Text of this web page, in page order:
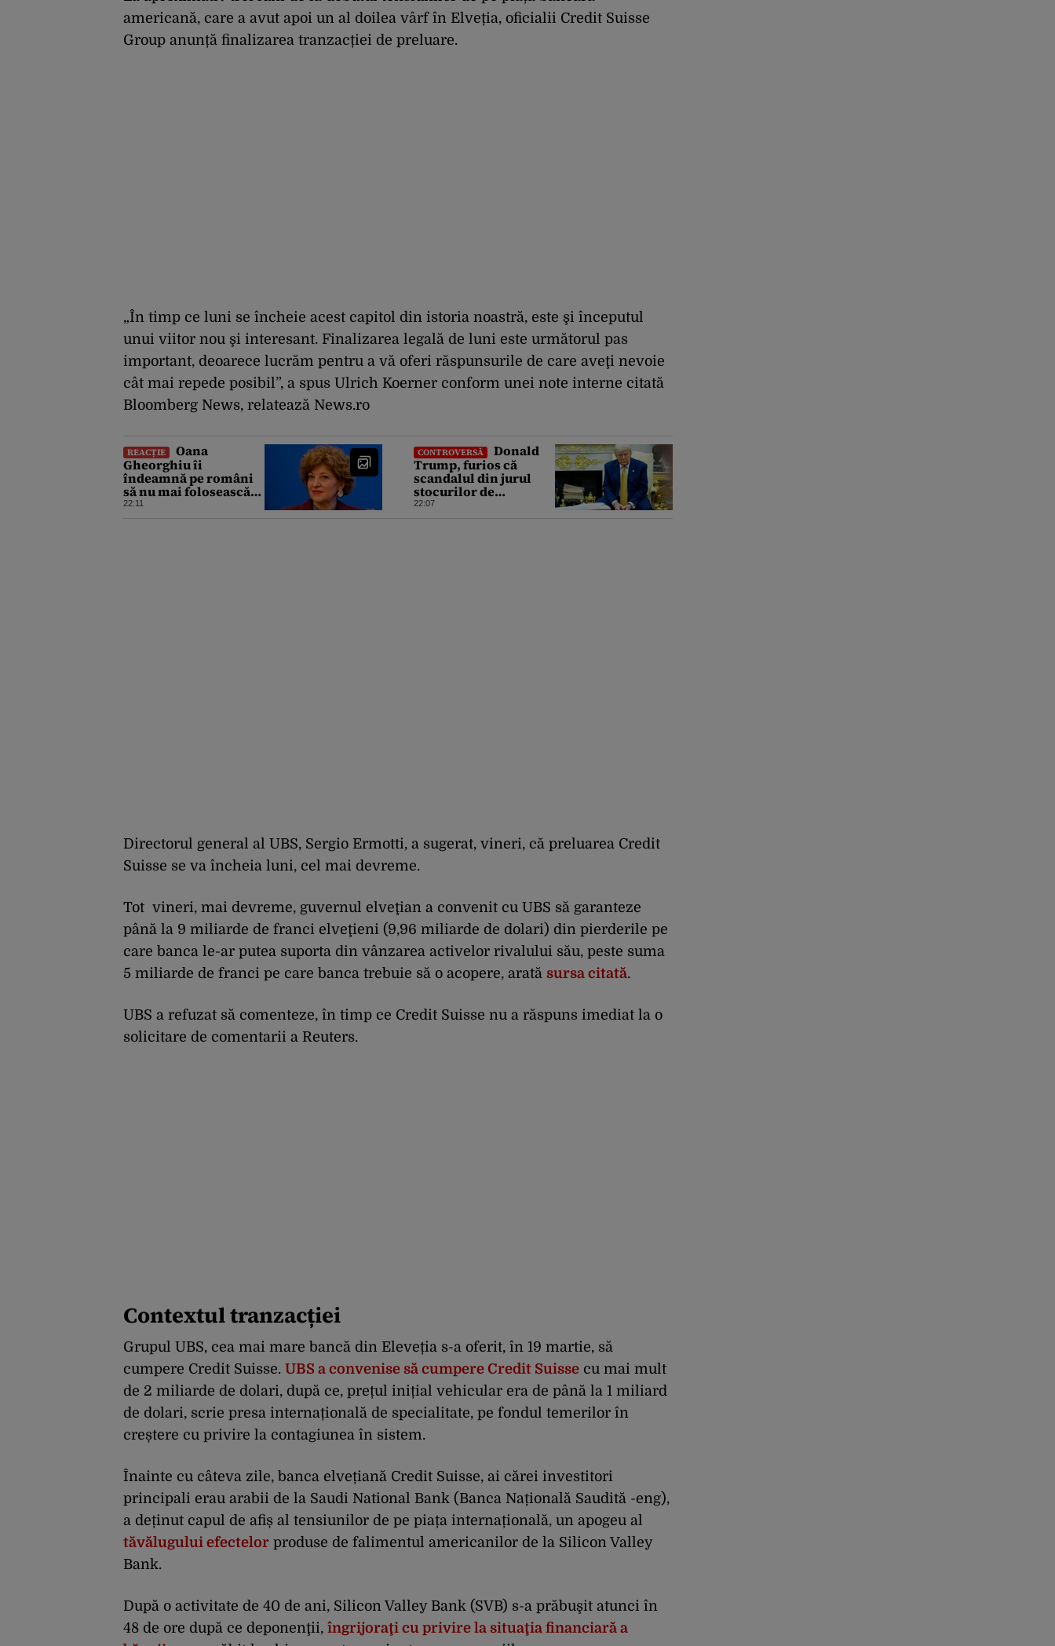
americană, care a avut apoi un al doilea vârf în Elveția, oficialii Credit Suisse
Group anunță finalizarea tranzacției de preluare.
„În timp ce luni se încheie acest capitol din istoria noastră, este şi începutul
unui viitor nou şi interesant. Finalizarea legală de luni este următorul pas
important, deoarece lucrăm pentru a vă oferi răspunsurile de care aveţi nevoie
cât mai repede posibil”, a spus Ulrich Koerner conform unei note interne citată
Bloomberg News, relatează News.ro
REACȚIE
Oana
Gheorghiu îi
îndeamnă pe români
să nu mai folosească
mașinile de spălat și
22:11
CONTROVERSĂ
Donald
Trump, furios că
scandalul din jurul
stocurilor de
armament îl face să
22:07
Directorul general al UBS, Sergio Ermotti, a sugerat, vineri, că preluarea Credit
Suisse se va încheia luni, cel mai devreme.
Tot vineri, mai devreme, guvernul elveţian a convenit cu UBS să garanteze
până la 9 miliarde de franci elveţieni (9,96 miliarde de dolari) din pierderile pe
care banca le-ar putea suporta din vânzarea activelor rivalului său, peste suma
5 miliarde de franci pe care banca trebuie să o acopere, arată sursa citată.
UBS a refuzat să comenteze, în timp ce Credit Suisse nu a răspuns imediat la o
solicitare de comentarii a Reuters.
Contextul tranzacției
Grupul UBS, cea mai mare bancă din Eleveția s-a oferit, în 19 martie, să
cumpere Credit Suisse. UBS a convenise să cumpere Credit Suisse cu mai mult
de 2 miliarde de dolari, după ce, prețul inițial vehicular era de până la 1 miliard
de dolari, scrie presa internațională de specialitate, pe fondul temerilor în
creștere cu privire la contagiunea în sistem.
Înainte cu câteva zile, banca elvețiană Credit Suisse, ai cărei investitori
principali erau arabii de la Saudi National Bank (Banca Națională Saudită -eng),
a deținut capul de afiș al tensiunilor de pe piața internațională, un apogeu al
tăvălugului efectelor produse de falimentul americanilor de la Silicon Valley
Bank.
După o activitate de 40 de ani, Silicon Valley Bank (SVB) s-a prăbuşit atunci în
48 de ore după ce deponenţii, îngrijoraţi cu privire la situaţia financiară a